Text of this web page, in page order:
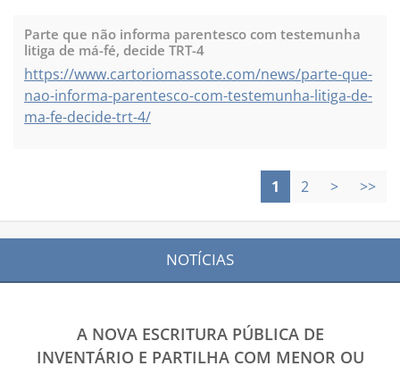
Parte que não informa parentesco com testemunha
litiga de má-fé, decide TRT-4
https://www.cartoriomassote.com/news/parte-que-
nao-informa-parentesco-com-testemunha-litiga-de-
ma-fe-decide-trt-4/
1 2 > >>
NOTÍCIAS
A NOVA ESCRITURA PÚBLICA DE
INVENTÁRIO E PARTILHA COM MENOR OU